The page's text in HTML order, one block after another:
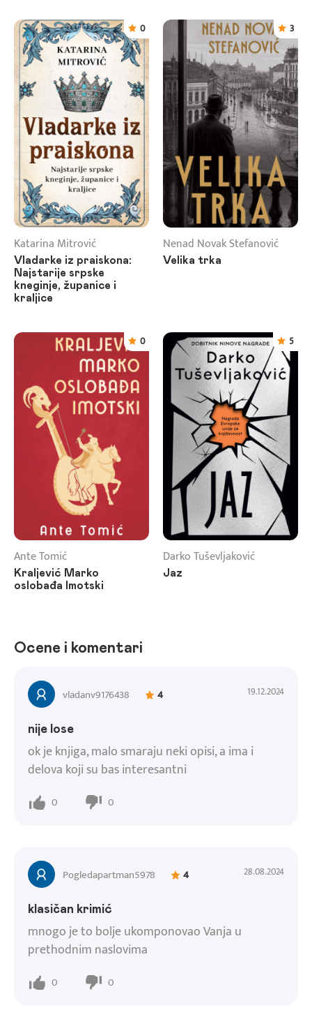
0
Katarina Mitrović
Vladarke iz praiskona:
Najstarije srpske
kneginje, županice i
kraljice
3
Nenad Novak Stefanović
Velika trka
0
Ante Tomić
Kraljević Marko
oslobađa Imotski
5
Darko Tuševljaković
Jaz
Ocene i komentari
vladanv9176438 4 19.12.2024
nije lose
ok je knjiga, malo smaraju neki opisi, a ima i
delova koji su bas interesantni
0 0
Pogledapartman5978 4 28.08.2024
klasičan krimić
mnogo je to bolje ukomponovao Vanja u
prethodnim naslovima
0 0